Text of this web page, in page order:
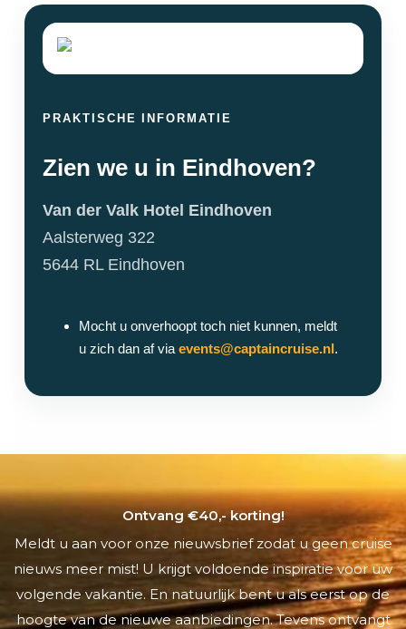
PRAKTISCHE INFORMATIE
Zien we u in Eindhoven?
Van der Valk Hotel Eindhoven
Aalsterweg 322
5644 RL Eindhoven
Mocht u onverhoopt toch niet kunnen, meldt
u zich dan af via events@captaincruise.nl.
Ontvang €40,- korting!
Meldt u aan voor onze nieuwsbrief zodat u geen cruise
nieuws meer mist! U krijgt voldoende inspiratie voor uw
volgende vakantie. En natuurlijk bent u als eerst op de
hoogte van de nieuwe aanbiedingen. Tevens ontvangt